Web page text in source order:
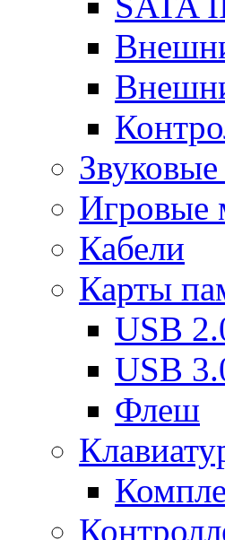
Игровые
Кабели
Карты
USB
USB
Флеш